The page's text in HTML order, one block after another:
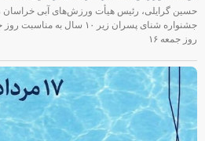
حسین گرایلی، رئیس هیأت ورزش‌های آبی خراسان
جشنواره شنای پسران زیر ۱۰ سال
روز جمعه‌ ۱۶